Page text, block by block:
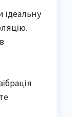
ідеальну